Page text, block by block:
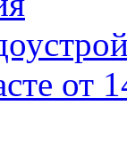
от